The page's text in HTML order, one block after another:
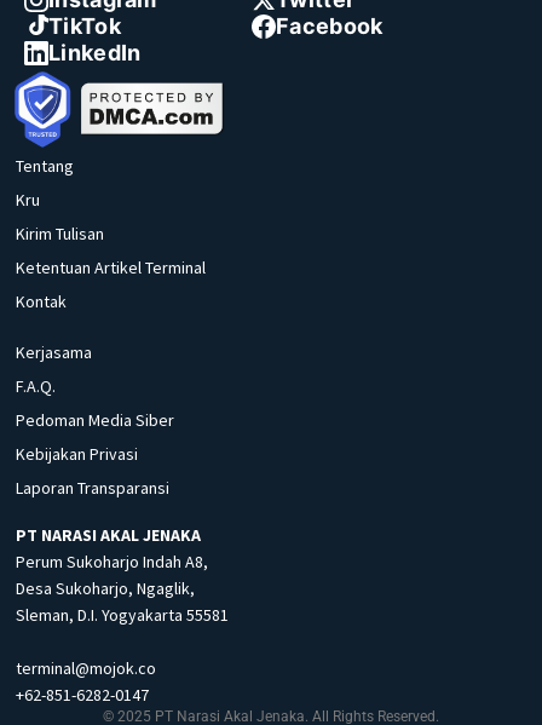
TikTok
Facebook
LinkedIn
Tentang
Kru
Kirim Tulisan
Ketentuan Artikel Terminal
Kontak
Kerjasama
F.A.Q.
Pedoman Media Siber
Kebijakan Privasi
Laporan Transparansi
PT NARASI AKAL JENAKA
Perum Sukoharjo Indah A8,
Desa Sukoharjo, Ngaglik,
Sleman, D.I. Yogyakarta 55581
terminal@mojok.co
+62-851-6282-0147
© 2025 PT Narasi Akal Jenaka. All Rights Reserved.